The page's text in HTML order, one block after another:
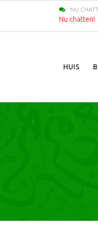
NU
Nu chatten!
HUIS